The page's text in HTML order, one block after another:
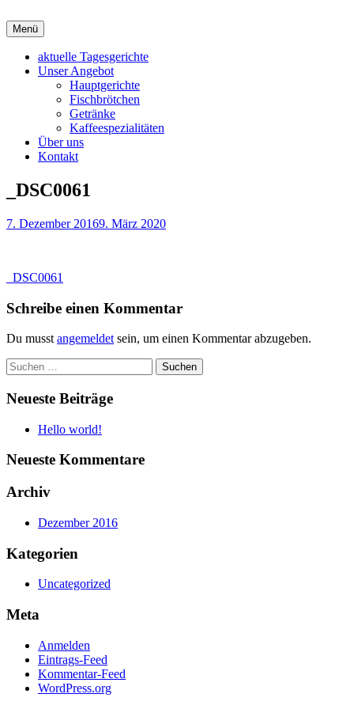
Inhalt
springen
Bistro "Alte Glaserei" – Bad Doberan
Guter Geschmack hat eine Adresse
Menü
aktuelle Tagesgerichte
Unser Angebot
Hauptgerichte
Fischbrötchen
Getränke
Kaffeespezialitäten
Über uns
Kontakt
_DSC0061
7. Dezember 20169. März 2020
Beitragsnavigation
_DSC0061
Schreibe einen Kommentar
Du musst angemeldet sein, um einen Kommentar abzugeben.
Suchen
nach:
Neueste Beiträge
Hello world!
Neueste Kommentare
Archiv
Dezember 2016
Kategorien
Uncategorized
Meta
Anmelden
Eintrags-Feed
Kommentar-Feed
WordPress.org